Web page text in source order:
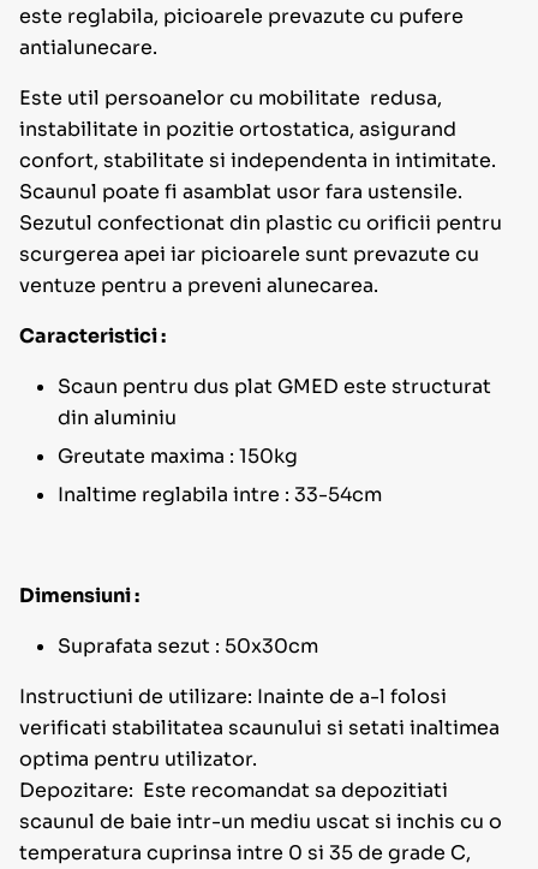
este reglabila, picioarele prevazute cu pufere
antialunecare.
Este util persoanelor cu mobilitate redusa,
instabilitate in pozitie ortostatica, asigurand
confort, stabilitate si independenta in intimitate.
Scaunul poate fi asamblat usor fara ustensile.
Sezutul confectionat din plastic cu orificii pentru
scurgerea apei iar picioarele sunt prevazute cu
ventuze pentru a preveni alunecarea.
Caracteristici :
Scaun pentru dus plat GMED este structurat
din aluminiu
Greutate maxima : 150kg
Inaltime reglabila intre : 33-54cm
Dimensiuni :
Suprafata sezut : 50x30cm
Instructiuni de utilizare: Inainte de a-l folosi
verificati stabilitatea scaunului si setati inaltimea
optima pentru utilizator.
Depozitare: Este recomandat sa depozitiati
scaunul de baie intr-un mediu uscat si inchis cu o
temperatura cuprinsa intre 0 si 35 de grade C,